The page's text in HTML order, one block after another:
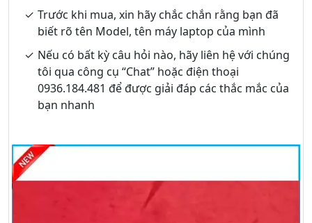
Trước khi mua, xin hãy chắc chắn rằng bạn đã
biết rõ tên Model, tên máy laptop của mình
Nếu có bất kỳ câu hỏi nào, hãy liên hệ với chúng
tôi qua công cụ “Chat” hoặc điện thoại
0936.184.481 để được giải đáp các thắc mắc của
bạn nhanh